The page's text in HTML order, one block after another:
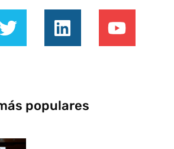
populares